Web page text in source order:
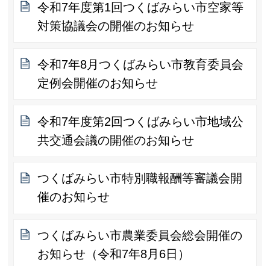
令和7年度第1回つくばみらい市空家等
対策協議会の開催のお知らせ
令和7年8月つくばみらい市教育委員会
定例会開催のお知らせ
令和7年度第2回つくばみらい市地域公
共交通会議の開催のお知らせ
つくばみらい市特別職報酬等審議会開
催のお知らせ
つくばみらい市農業委員会総会開催の
お知らせ（令和7年8月6日）